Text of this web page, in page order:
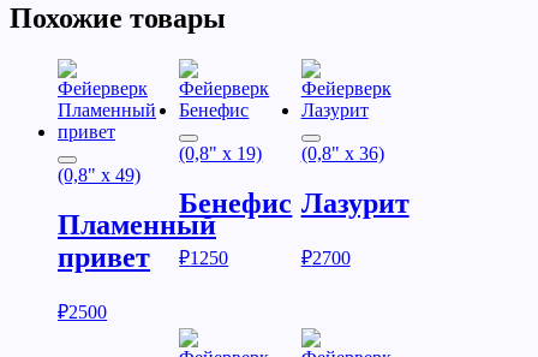
Похожие товары
(0,8" x 49)
Пламенный
привет
₽2500
(0,8" x 19)
Бенефис
₽1250
(0,8" x 36)
Лазурит
₽2700